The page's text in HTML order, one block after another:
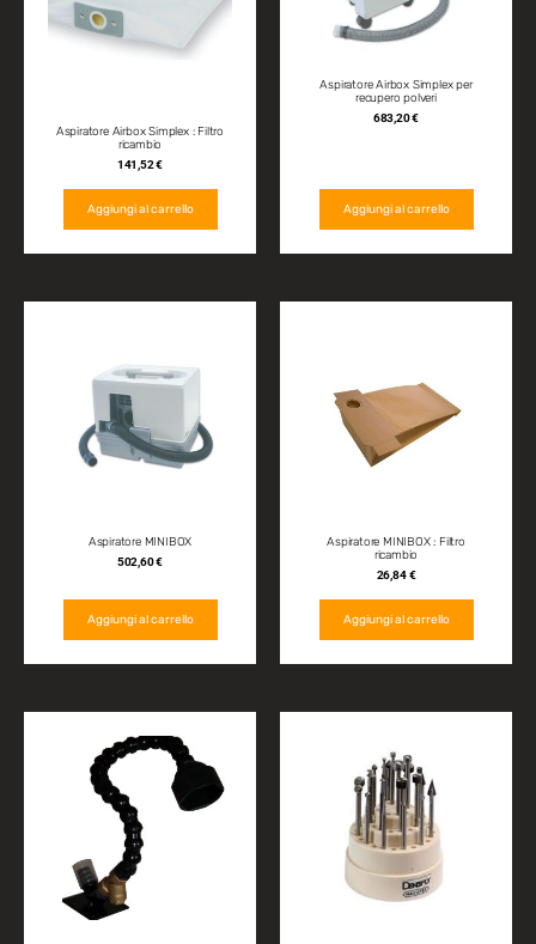
Aspiratore Airbox Simplex : Filtro
ricambio
141,52€
Aggiungi al carrello
Aspiratore Airbox Simplex per
recupero polveri
683,20€
Aggiungi al carrello
Aspiratore MINIBOX
502,60€
Aggiungi al carrello
Aspiratore MINIBOX : Filtro
ricambio
26,84€
Aggiungi al carrello